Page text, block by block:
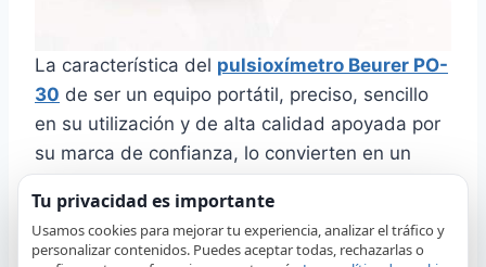
La característica del pulsioxímetro Beurer PO-
30 de ser un equipo portátil, preciso, sencillo
en su utilización y de alta calidad apoyada por
su marca de confianza, lo convierten en un
excelente pulsioxímetrode alto rendimiento,
para medir los valores de saturación de
oxigeno arterial (SpO2) y la frecuencia cardíaca
Tu privacidad es importante
Usamos cookies para mejorar tu experiencia, analizar el tráfico y
personalizar contenidos. Puedes aceptar todas, rechazarlas o